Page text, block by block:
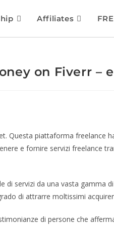
Affiliates
on Fiverr –
Questa piattaforma freelance
e fornire servizi freelance
di servizi da una vasta gamma
di attrarre moltissimi
di persone che